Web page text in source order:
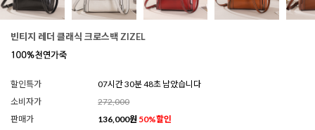
빈티지 레더 클래식 크로스백 ZIZEL
할인특가
07시간 30분 45초 남았습니다
소비자가
272,000
판매가
136,000원 50%할인